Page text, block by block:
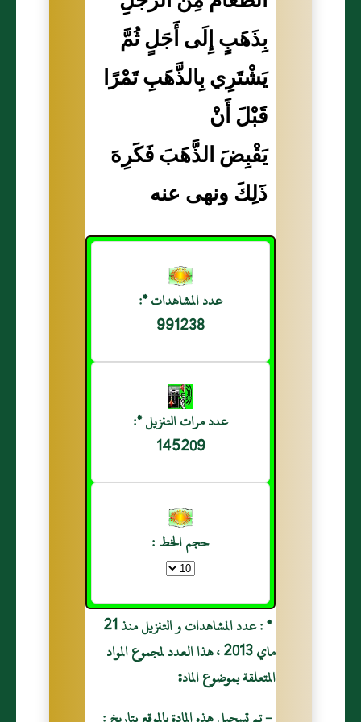
بِذَهَبٍ إِلَى أَجَلٍ ثُمَّ
يَشْتَرِي بِالذَّهَبِ تَمْرًا
قَبْلَ أَنْ
يَقْبِضَ الذَّهَبَ فَكَرِهَ
ذَلِكَ ونهى عنه
عدد المشاهدات *:
991238
عدد مرات التنزيل *:
145209
حجم الخط :
* : عدد المشاهدات و التنزيل منذ 21
ماي 2013 ، هذا العدد لمجموع المواد
المتعلقة بموضوع المادة